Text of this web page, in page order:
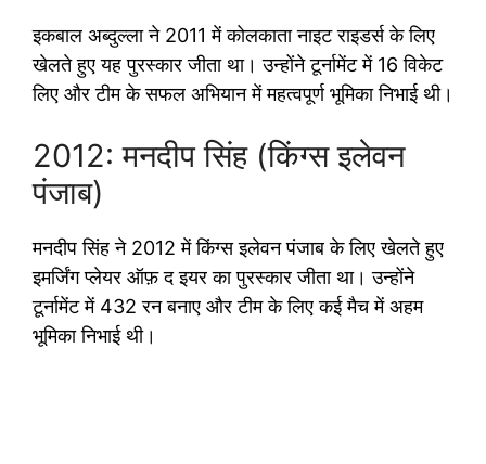
इकबाल अब्दुल्ला ने 2011 में कोलकाता नाइट राइडर्स के लिए
खेलते हुए यह पुरस्कार जीता था। उन्होंने टूर्नामेंट में 16 विकेट
लिए और टीम के सफल अभियान में महत्वपूर्ण भूमिका निभाई थी।
2012: मनदीप सिंह (किंग्स इलेवन
पंजाब)
मनदीप सिंह ने 2012 में किंग्स इलेवन पंजाब के लिए खेलते हुए
इमर्जिंग प्लेयर ऑफ़ द इयर का पुरस्कार जीता था। उन्होंने
टूर्नामेंट में 432 रन बनाए और टीम के लिए कई मैच में अहम
भूमिका निभाई थी।